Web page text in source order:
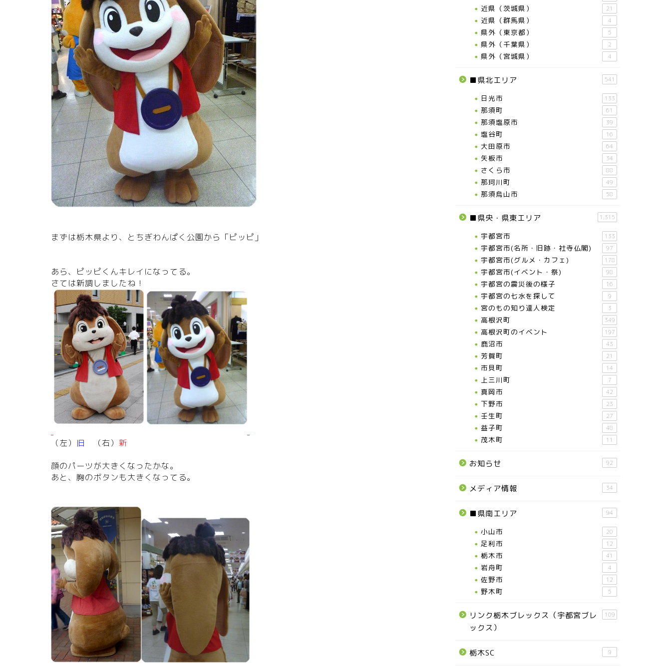
まずは栃木県より、とちぎわんぱく公園から「ピッピ」
あら、ピッピくんキレイになってる。
さては新調しましたね！
（左） 旧 （右） 新
顔のパーツが大きくなったかな。
あと、胸のボタンも大きくなってる。
近県（茨城県） 21
近県（群馬県） 4
県外（東京都） 5
県外（千葉県） 2
県外（宮城県） 4
■県北エリア 541
日光市 133
那須町 61
那須塩原市 39
塩谷町 16
大田原市 64
矢板市 34
さくら市 88
那珂川町 49
那須烏山市 58
■県央・県東エリア 1,315
宇都宮市 133
宇都宮市(名所・旧跡・社寺仏閣) 97
宇都宮市(グルメ・カフェ) 178
宇都宮市(イベント・祭) 98
宇都宮の震災後の様子 16
宇都宮の七水を探して 9
宮のもの知り達人検定 3
高根沢町 349
高根沢町のイベント 197
鹿沼市 43
芳賀町 21
市貝町 14
上三川町 7
真岡市 42
下野市 23
壬生町 27
益子町 48
茂木町 11
お知らせ 92
メディア情報 34
■県南エリア 94
小山市 20
足利市 12
栃木市 41
岩舟町 4
佐野市 12
野木町 5
リンク栃木ブレックス（宇都宮ブレ
ックス）
109
栃木SC 9